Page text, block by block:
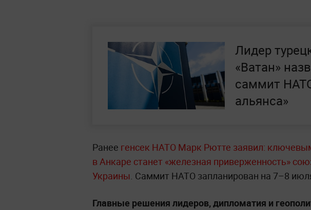
Лидер
«Ватан»
саммит
альянса»
Ранее генсек НАТО Марк Рютте заявил:
в Анкаре станет «железная приверженность»
Украины. Саммит НАТО запланирован на 7–8
Главные решения лидеров, дипломатия и